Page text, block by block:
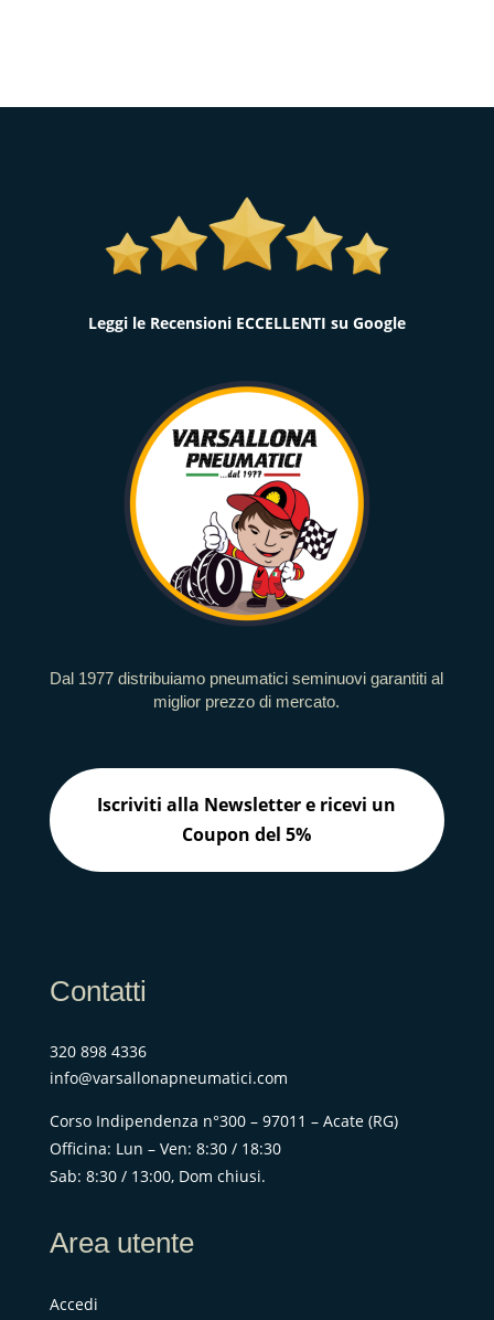
Leggi le Recensioni ECCELLENTI su Google
Dal 1977 distribuiamo pneumatici seminuovi garantiti al
miglior prezzo di mercato.
Iscriviti alla Newsletter e ricevi un
Coupon del 5%
Contatti
320 898 4336
info@varsallonapneumatici.com
Corso Indipendenza n°300 – 97011 – Acate (RG)
Officina: Lun – Ven: 8:30 / 18:30
Sab: 8:30 / 13:00, Dom chiusi.
Area utente
Accedi